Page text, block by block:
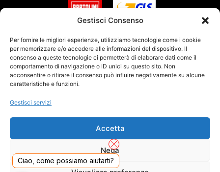
Gestisci Consenso
Per fornire le migliori esperienze, utilizziamo tecnologie come i cookie
per memorizzare e/o accedere alle informazioni del dispositivo. Il
consenso a queste tecnologie ci permetterà di elaborare dati come il
comportamento di navigazione o ID unici su questo sito. Non
acconsentire o ritirare il consenso può influire negativamente su alcune
caratteristiche e funzioni.
Gestisci servizi
Accetta
Nega
DADO S.R.L. Unipersonale - Viale Enrico Forlanini 23 - 20134 Milano (MI) - Italy
Ciao, come possiamo aiutarti?